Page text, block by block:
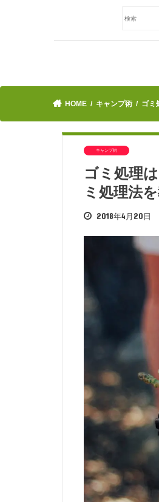
HOME キャンプ術 ゴミ
キャンプ術
ゴミ処理
ミ処理法
2018年4月20日